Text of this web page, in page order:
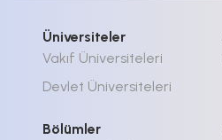
Üniversiteler
Vakıf Üniversiteleri
Devlet Üniversiteleri
Bölümler